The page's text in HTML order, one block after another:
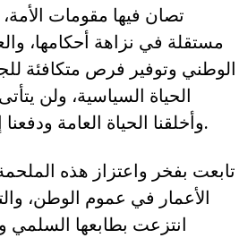
تصان فيها مقومات
مستقلة في نزاهة أحكامها،
الوطني وتوفير فرص متكافئة
الحياة السياسية، ولن
وأخلقنا الحياة العامة ودفعنا إلى الصفوف الأمامية برجال مسؤولية وليس برجال تنفيذ.
الأعمار في عموم الوطن،
انتزعت بطابعها السلمي